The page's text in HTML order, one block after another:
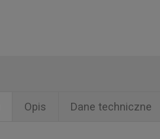
Opis Dane techniczne